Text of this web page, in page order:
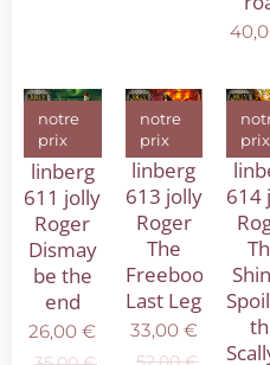
linberg
611 jolly
Roger
Dismay
be the
end
notre
prix
26,00 €
linberg
613 jolly
Roger
The
Freebooter's
Last Leg
notre
prix
33,00€
614
prix